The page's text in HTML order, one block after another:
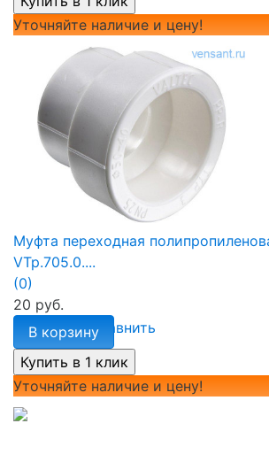
Уточняйте наличие и цену!
избранное сравнить
Муфта переходная
VTp.705.0....
(0)
20 руб.
В корзину
Уточняйте наличие и цену!